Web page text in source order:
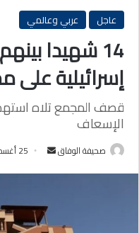
عاجل
عربي وعالمي
14 شهيدا
إسرائيلية على
قصف المجمع تلاه
الإسعاف
صحيفة الوفاق
أرسل 25 أغسطس، 2025